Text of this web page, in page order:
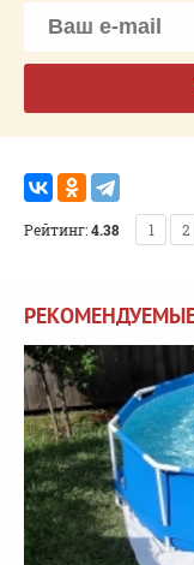
Рейтинг:4.38 1 2